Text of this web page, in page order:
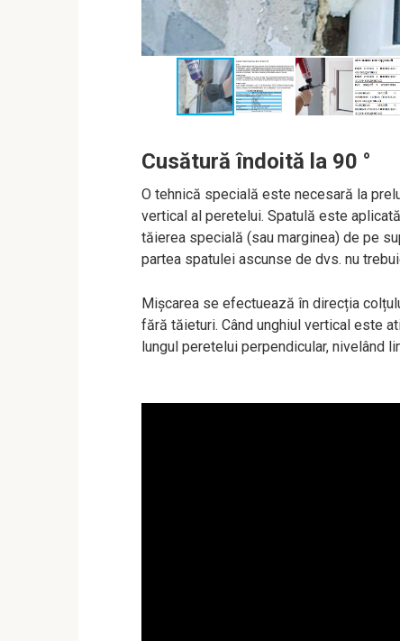
Cusătură îndoită la 90 °
O tehnică specială este necesară la
vertical al peretelui. Spatulă este
tăierea specială (sau marginea) de pe
partea spatulei ascunse de dvs. nu
Mișcarea se efectuează în direcția
fără tăieturi. Când unghiul vertical este
lungul peretelui perpendicular, nivelând